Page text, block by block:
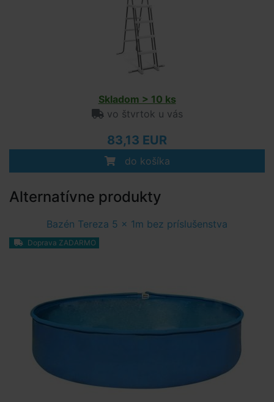
Skladom > 10 ks
vo štvrtok u vás
83,13 EUR
do košíka
Alternatívne produkty
Bazén Tereza 5 x 1m bez príslušenstva
Doprava ZADARMO